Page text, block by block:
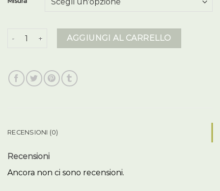
piumini herno quantitàAGGIUNGI AL CARRELLO
RECENSIONI (0)
Recensioni
Ancora non ci sono recensioni.